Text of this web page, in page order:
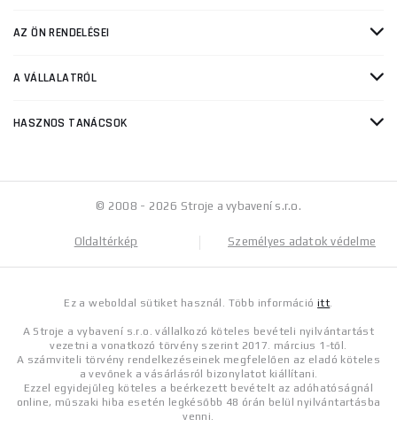
AZ ÖN RENDELÉSEI
A VÁLLALATRÓL
HASZNOS TANÁCSOK
© 2008 - 2026 Stroje a vybavení s.r.o.
Oldaltérkép Személyes adatok védelme
Ez a weboldal sütiket használ. Több információitt.
A Stroje a vybavení s.r.o. vállalkozó köteles bevételi nyilvántartást
vezetni a vonatkozó törvény szerint 2017. március 1-től.
A számviteli törvény rendelkezéseinek megfelelően az eladó köteles
a vevőnek a vásárlásról bizonylatot kiállítani.
Ezzel egyidejűleg köteles a beérkezett bevételt az adóhatóságnál
online, műszaki hiba esetén legkésőbb 48 órán belül nyilvántartásba
venni.